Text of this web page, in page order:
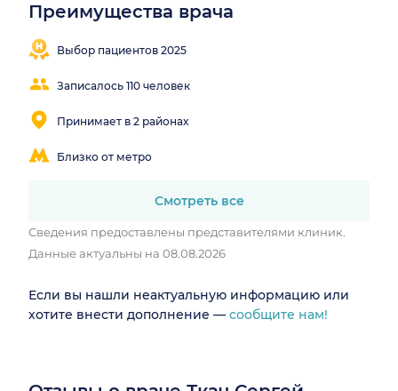
Преимущества врача
Выбор пациентов 2025
Записалось 110 человек
Принимает в 2 районах
Близко от метро
лечение
объяснения
Находит
пациентом
Смотреть все
Сведения предоставлены представителями клиник.
Данные актуальны на 08.08.2026
Если вы нашли неактуальную информацию или
хотите внести дополнение — сообщите нам!